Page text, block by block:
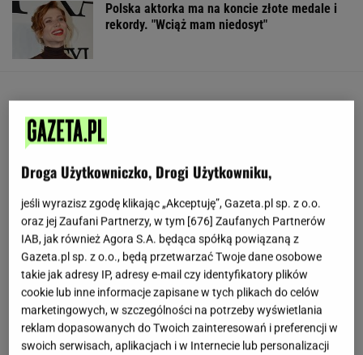
Polska aktorka ma na koncie złote medale i
rekordy. "Wciąż mam niedosyt"
Droga Użytkowniczko, Drogi Użytkowniku,
jeśli wyrazisz zgodę klikając „Akceptuję”, Gazeta.pl sp. z o.o.
oraz jej Zaufani Partnerzy, w tym [676] Zaufanych Partnerów
IAB, jak również Agora S.A. będąca spółką powiązaną z
Gazeta.pl sp. z o.o., będą przetwarzać Twoje dane osobowe
takie jak adresy IP, adresy e-mail czy identyfikatory plików
cookie lub inne informacje zapisane w tych plikach do celów
marketingowych, w szczególności na potrzeby wyświetlania
reklam dopasowanych do Twoich zainteresowań i preferencji w
swoich serwisach, aplikacjach i w Internecie lub personalizacji